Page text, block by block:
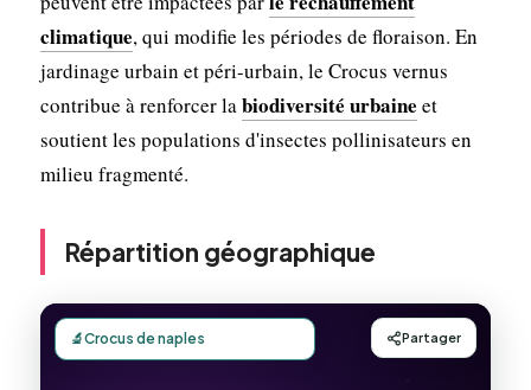
climatique, qui modifie les périodes de floraison. En
jardinage urbain et péri-urbain, le Crocus vernus
contribue à renforcer labiodiversité urbaine et
soutient les populations d'insectes pollinisateurs en
milieu fragmenté.
Répartition géographique